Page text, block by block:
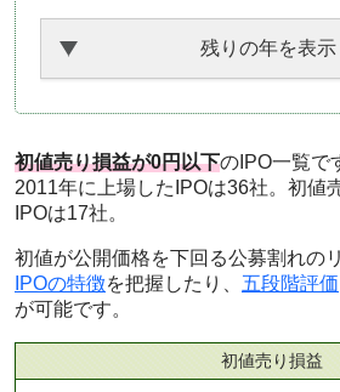
残りの年を表示
初値売り損益が0円以下のIPO一覧で
2011年に上場したIPOは36社。初値
IPOは17社。
初値が公開価格を下回る公募割れの
IPOの特徴を把握したり、 五段階評価
が可能です。
初値売り損益